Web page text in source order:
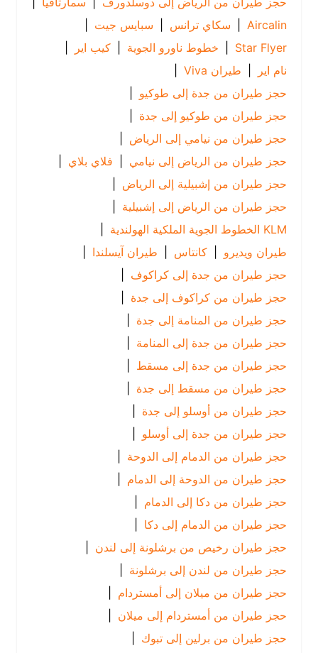
Aircalin
| سكاي ترانس | سبايس جيت
|
Star Flyer
| خطوط ناورو الجوية | كيب اير |
| طيران Viva
|
حجز طيران من جدة إلى طوكيو |
حجز طيران من طوكيو إلى جدة
حجز طيران من نيامي إلى الرياض
|
حجز طيران من الرياض إلى نيامي | فلاي بلاي
حجز طيران من إشبيلية إلى الرياض
|
حجز طيران من الرياض إلى إشبيلية |
|
طيران ويديرو
| كانتاس | طيران آيسلندا |
حجز طيران من جدة إلى كراكوف |
حجز طيران من كراكوف إلى جدة
حجز طيران من المنامة إلى جدة
حجز طيران من جدة إلى المنامة |
حجز طيران من جدة إلى مسقط |
حجز طيران من مسقط إلى جدة
حجز طيران من أوسلو إلى جدة
حجز طيران من جدة إلى أوسلو
|
حجز طيران من الدمام إلى الدوحة |
حجز طيران من الدوحة إلى الدمام
|
حجز طيران من دكا إلى الدمام
|
حجز طيران من الدمام إلى دكا |
حجز طيران رخيص من برشلونة إلى لندن
|
حجز طيران من لندن إلى برشلونة
|
حجز طيران من ميلان إلى أمستردام |
حجز طيران من أمستردام إلى ميلان |
حجز طيران من برلين إلى تبوك
|